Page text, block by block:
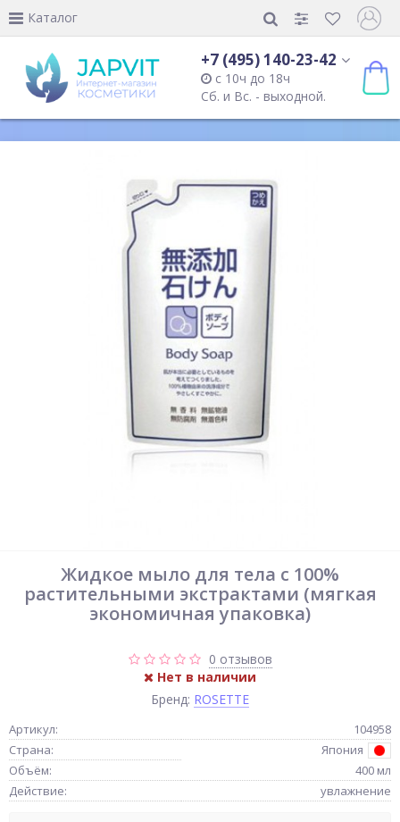
Каталог
+7 (495) 140-23-42
с 10ч до 18ч
Сб. и Вс. - выходной.
Жидкое мыло для тела с 100%
растительными экстрактами (мягкая
экономичная упаковка)
0 отзывов
Нет в наличии
Бренд: ROSETTE
Артикул:
104958
Страна:
Япония
Объём:
400 мл
Действие:
увлажнение